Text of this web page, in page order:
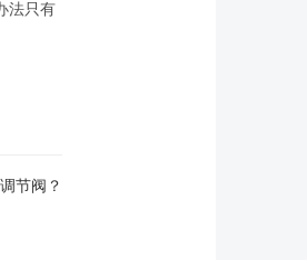
法只有
节阀？